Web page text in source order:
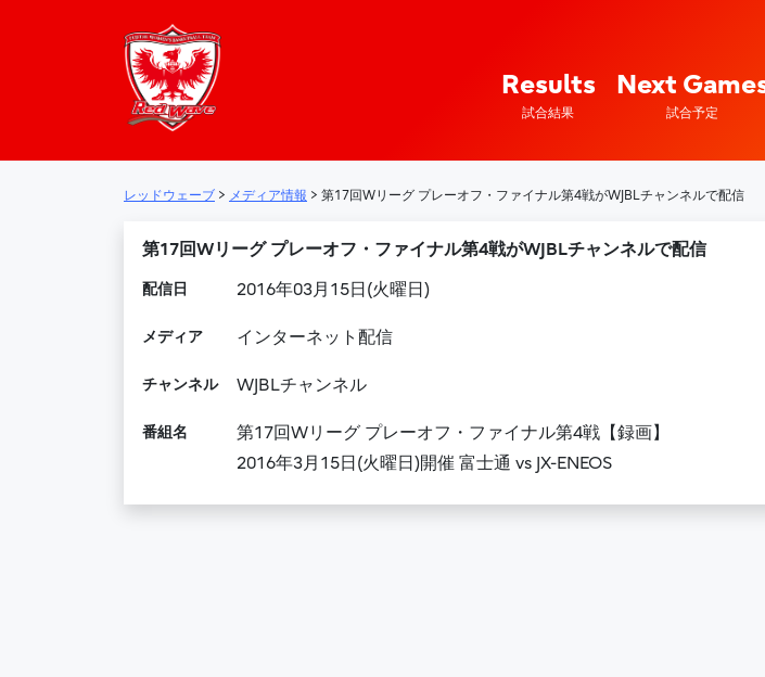
メインナビゲーション
Results
試合結果
Next
試合予定
レッドウェーブ > メディア情報 > 第17回Wリーグ プレーオフ・ファイナル第4戦がWJBLチャンネルで配信
第17回Wリーグ プレーオフ・ファイナル第4戦がWJBLチャンネルで配信
配信日 2016年03月15日(火曜日)
メディア インターネット配信
チャンネル WJBLチャンネル
番組名
第17回Wリーグ プレーオフ・ファイナル第4戦【録画】
2016年3月15日(火曜日)開催 富士通 vs JX-ENEOS